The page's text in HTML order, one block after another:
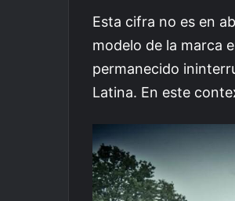
Esta cifra no es en
modelo de la marca
permanecido
Latina. En este